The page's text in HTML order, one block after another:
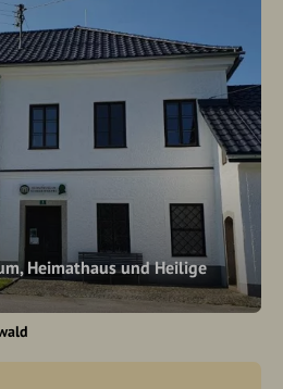
Heimathaus und Heilige